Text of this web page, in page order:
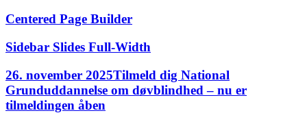
Centered Page Builder
Sidebar Slides Full-Width
26. november 2025Tilmeld dig National
Grunduddannelse om døvblindhed – nu er
tilmeldingen åben